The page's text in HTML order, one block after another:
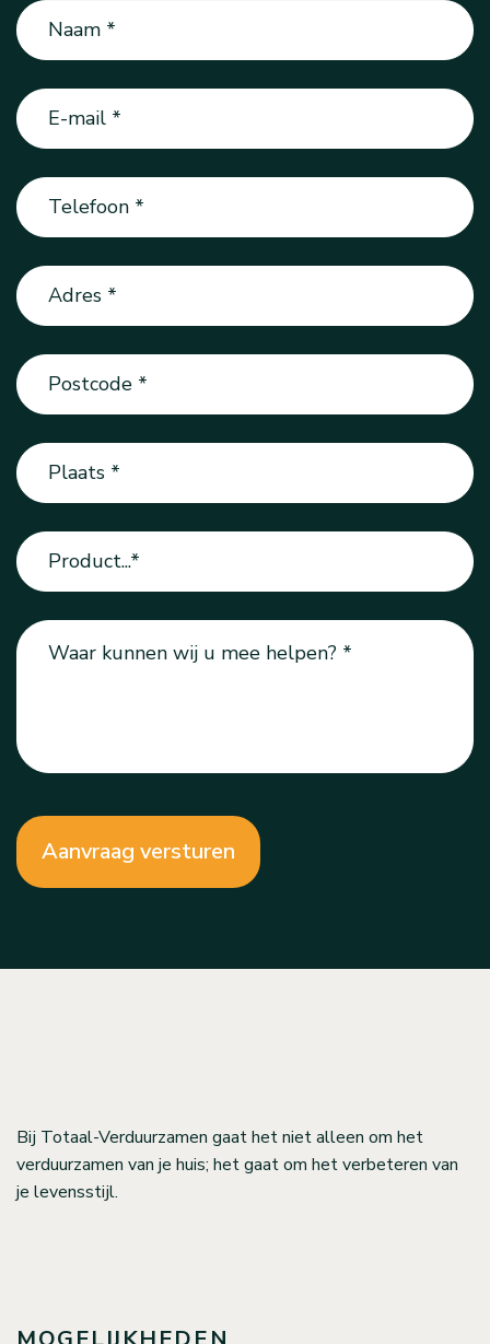
Naam
E-
mail
Telefoon
Adres
Postcode
Plaats
Product
Vraag
Bij Totaal-Verduurzamen gaat het niet alleen om het
verduurzamen van je huis; het gaat om het verbeteren van
je levensstijl.